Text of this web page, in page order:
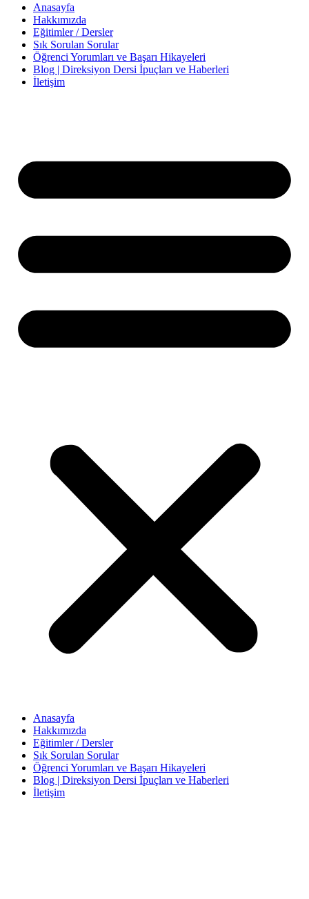
Anasayfa
Hakkımızda
Eğitimler / Dersler
Sık Sorulan Sorular
Öğrenci Yorumları ve Başarı Hikayeleri
Blog | Direksiyon Dersi İpuçları ve Haberleri
İletişim
Anasayfa
Hakkımızda
Eğitimler / Dersler
Sık Sorulan Sorular
Öğrenci Yorumları ve Başarı Hikayeleri
Blog | Direksiyon Dersi İpuçları ve Haberleri
İletişim